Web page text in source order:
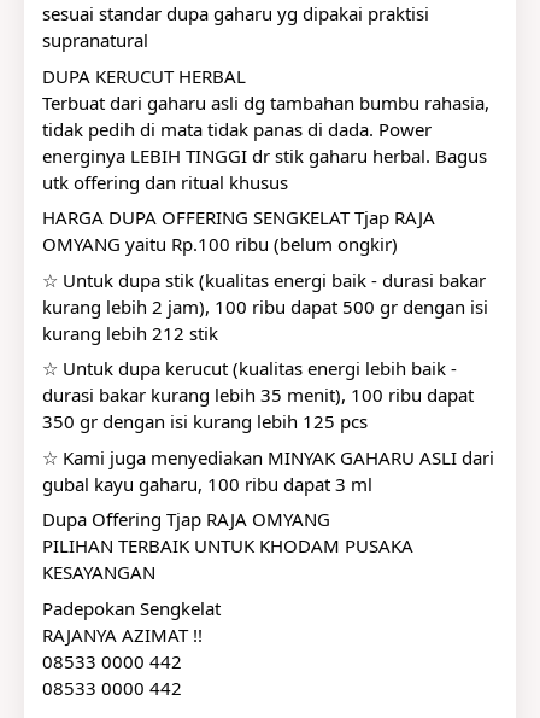
sesuai standar dupa gaharu yg dipakai praktisi
supranatural
DUPA KERUCUT HERBAL
Terbuat dari gaharu asli dg tambahan bumbu rahasia,
tidak pedih di mata tidak panas di dada. Power
energinya LEBIH TINGGI dr stik gaharu herbal. Bagus
utk offering dan ritual khusus
HARGA DUPA OFFERING SENGKELAT Tjap RAJA
OMYANG yaitu Rp.100 ribu (belum ongkir)
☆ Untuk dupa stik (kualitas energi baik - durasi bakar
kurang lebih 2 jam), 100 ribu dapat 500 gr dengan isi
kurang lebih 212 stik
☆ Untuk dupa kerucut (kualitas energi lebih baik -
durasi bakar kurang lebih 35 menit), 100 ribu dapat
350 gr dengan isi kurang lebih 125 pcs
☆ Kami juga menyediakan MINYAK GAHARU ASLI dari
gubal kayu gaharu, 100 ribu dapat 3 ml
Dupa Offering Tjap RAJA OMYANG
PILIHAN TERBAIK UNTUK KHODAM PUSAKA
KESAYANGAN
Padepokan Sengkelat
RAJANYA AZIMAT !!
08533 0000 442
08533 0000 442